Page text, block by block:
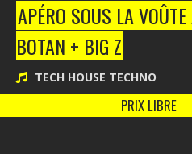
APÉRO SOUS LA
BOTAN + BIG Z
TECH HOUSE TECHNO
PRIX LIBRE